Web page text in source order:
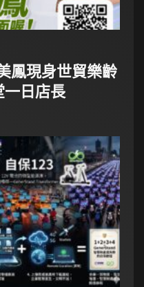
鳳現身世貿樂齡
一日店長